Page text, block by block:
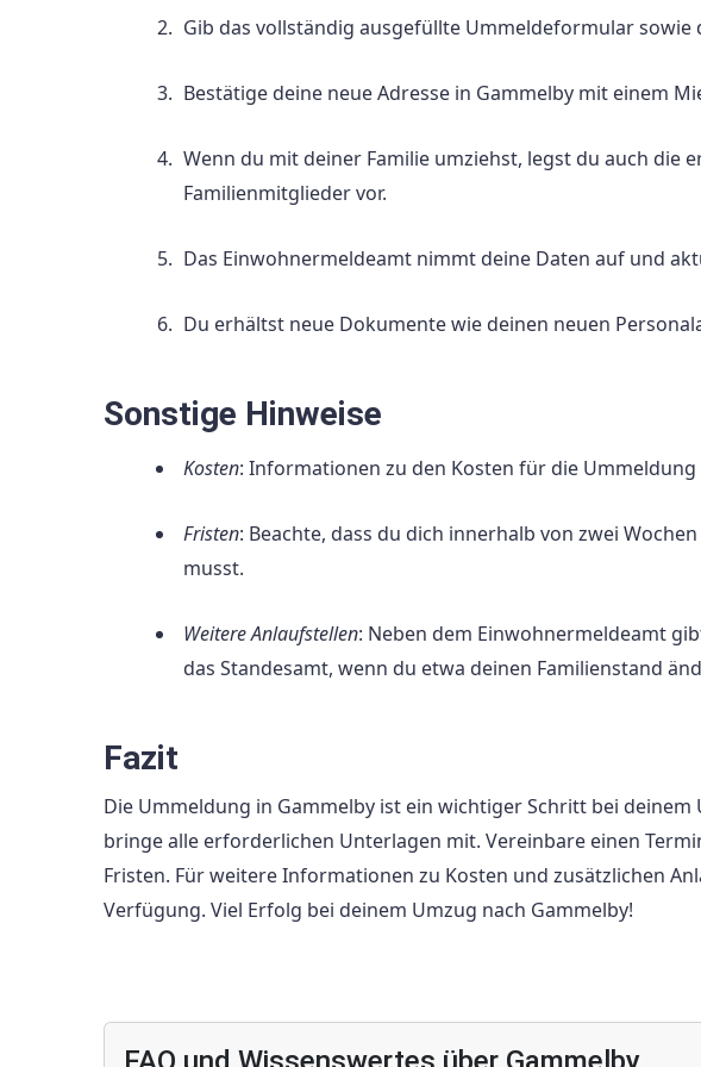
Gib das vollständig ausgefüllte Ummeldeformular sowie
Bestätige deine neue Adresse in Gammelby mit einem
Wenn du mit deiner Familie umziehst, legst du auch die
Familienmitglieder vor.
Das Einwohnermeldeamt nimmt deine Daten auf und
Du erhältst neue Dokumente wie deinen neuen
Sonstige Hinweise
Kosten: Informationen zu den Kosten für die
Fristen: Beachte, dass du dich innerhalb von zwei
musst.
Weitere Anlaufstellen: Neben dem Einwohnermeldeamt
das Standesamt, wenn du etwa deinen Familienstand
Fazit
Die Ummeldung in Gammelby ist ein wichtiger Schritt bei
bringe alle erforderlichen Unterlagen mit. Vereinbare einen
Fristen. Für weitere Informationen zu Kosten und zusätzlichen
Verfügung. Viel Erfolg bei deinem Umzug nach Gammelby!